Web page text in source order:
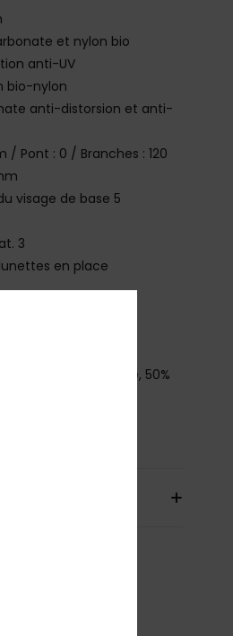
et nylon bio
anti-UV
bio-nylon
anti-distorsion et anti-
/ Pont : 0 / Branches : 120
visage de base 5
3
en place
50% nylon biosourcé, 50%